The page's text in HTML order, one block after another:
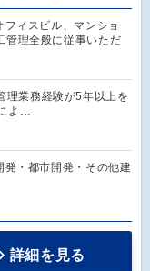
ィスビル、マンショ
管理全般に従事いただ
理業務経験が5年以上を
よ…
・都市開発・その他建
詳細を見る